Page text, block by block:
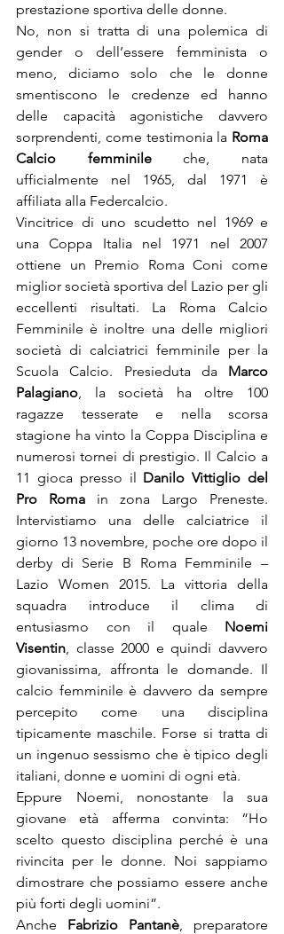
prestazione sportiva delle donne.
No, non si tratta di una polemica di
gender o dell’essere femminista o
meno, diciamo solo che le donne
smentiscono le credenze ed hanno
delle capacità agonistiche davvero
sorprendenti, come testimonia la Roma
Calcio femminile che, nata
ufficialmente nel 1965, dal 1971 è
affiliata alla Federcalcio.
Vincitrice di uno scudetto nel 1969 e
una Coppa Italia nel 1971 nel 2007
ottiene un Premio Roma Coni come
miglior società sportiva del Lazio per gli
eccellenti risultati. La Roma Calcio
Femminile è inoltre una delle migliori
società di calciatrici femminile per la
Scuola Calcio. Presieduta da Marco
Palagiano, la società ha oltre 100
ragazze tesserate e nella scorsa
stagione ha vinto la Coppa Disciplina e
numerosi tornei di prestigio. Il Calcio a
11 gioca presso il Danilo Vittiglio del
Pro Roma in zona Largo Preneste.
Intervistiamo una delle calciatrice il
giorno 13 novembre, poche ore dopo il
derby di Serie B Roma Femminile –
Lazio Women 2015. La vittoria della
squadra introduce il clima di
entusiasmo con il quale Noemi
Visentin, classe 2000 e quindi davvero
giovanissima, affronta le domande. Il
calcio femminile è davvero da sempre
percepito come una disciplina
tipicamente maschile. Forse si tratta di
un ingenuo sessismo che è tipico degli
italiani, donne e uomini di ogni età.
Eppure Noemi, nonostante la sua
giovane età afferma convinta: “Ho
scelto questo disciplina perché è una
rivincita per le donne. Noi sappiamo
dimostrare che possiamo essere anche
più forti degli uomini”.
Anche Fabrizio Pantanè, preparatore